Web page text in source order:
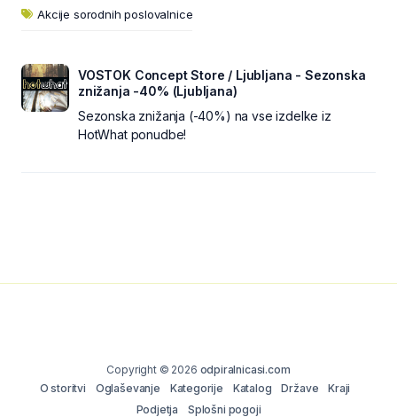
Akcije sorodnih poslovalnice
VOSTOK Concept Store / Ljubljana - Sezonska
znižanja -40% (Ljubljana)
Sezonska znižanja (-40%) na vse izdelke iz
HotWhat ponudbe!
Copyright © 2026 odpiralnicasi.com
O storitvi
Oglaševanje Kategorije Katalog Države
Kraji
Podjetja
Splošni pogoji